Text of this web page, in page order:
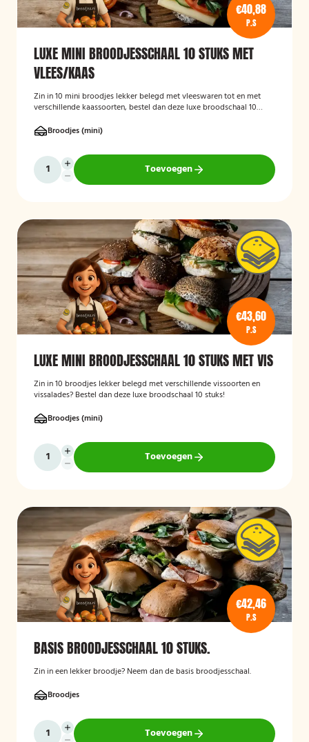
€40,88
P.S
LUXE MINI BROODJESSCHAAL 10 STUKS MET
VLEES/KAAS
Zin in 10 mini broodjes lekker belegd met vleeswaren tot en met
verschillende kaassoorten, bestel dan deze luxe broodschaal 10
Broodjes (mini)
Toevoegen
€43,60
P.S
LUXE MINI BROODJESSCHAAL 10 STUKS MET VIS
Zin in 10 broodjes lekker belegd met verschillende vissoorten en
vissalades? Bestel dan deze luxe broodschaal 10 stuks!
Broodjes (mini)
Toevoegen
€42,46
P.S
BASIS BROODJESSCHAAL 10 STUKS.
Zin in een lekker broodje? Neem dan de basis broodjesschaal.
Broodjes
Toevoegen